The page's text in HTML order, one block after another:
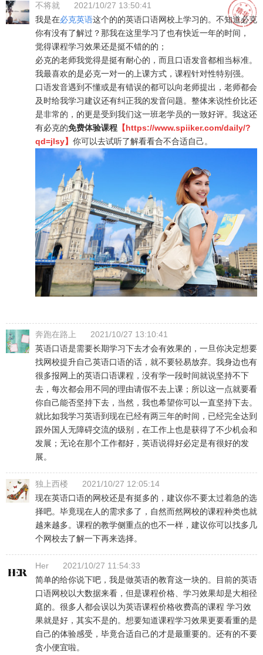
不将就
2021/10/27 13:50:41
我是在必克英语这个的的英语口语网校上学习的。不知道必克
你有没有了解过？那我在这里学习了也有快近一年的时间，
觉得课程学习效果还是挺不错的的；
必克的老师我觉得是挺有耐心的，而且口语发音都相当标准。
我最喜欢的是必克一对一的上课方式，课程针对性特别强。
口语发音遇到不懂或是有错误的都可以向老师提出，老师都会
及时给我学习建议还有纠正我的发音问题。整体来说性价比还
是非常的，的更是受到我们这一班老学员的一致好评。我这还
有必克的免费体验课程 【https://www.spiiker.com/daily/?
qd=jlsy】 你可以去试听了解看看合不合适自己。
奔跑在路上
2021/10/27 13:10:41
英语口语是需要长期学习下去才会有效果的，一旦你决定想要
找网校提升自己英语口语的话，就不要轻易放弃。我身边也有
很多报网上的英语口语课程，没有学一段时间就说坚持不下
去，每次都会用不同的理由请假不去上课；所以这一点就要看
你自己能否坚持下去，当然，我也希望你可以一直坚持下去。
就比如我学习英语到现在已经有两三年的时间，已经完全达到
跟外国人无障碍交流的级别，在工作上也是获得了不少机会和
发展；无论在那个工作都好，英语说得好必定是有很好的发
展。
独上西楼
2021/10/27 12:05:14
现在英语口语的网校还是有挺多的，建议你不要太过着急的选
择吧。毕竟现在人的需求多了，自然而然网校的课程种类也就
越来越多。课程的教学侧重点的也不一样，建议你可以找多几
个网校去了解一下再来选择。
Her
2021/10/27 11:54:33
简单的给你说下吧，我是做英语的教育这一块的。目前的英语
口语网校以大数据来看，但是课程价格、学习效果却是大相径
庭的。很多人都会误以为英语课程价格收费高的课程 学习效
果就是好，其实不是的。想要知道课程学习效果更要看重的是
自己的体验感受，毕竟合适自己的才是最重要的。还有的不要
贪小便宜啦。